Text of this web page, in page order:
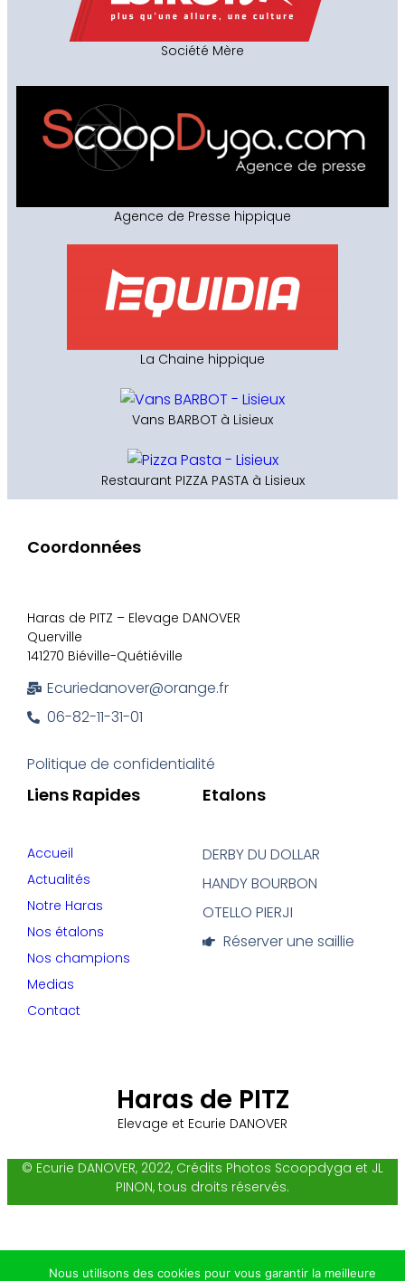
Société Mère
Agence de Presse hippique
La Chaine hippique
Vans BARBOT à Lisieux
Restaurant PIZZA PASTA à Lisieux
Haras de PITZ
Elevage et Ecurie DANOVER
Etalons
DERBY DU DOLLAR
HANDY BOURBON
OTELLO PIERJI
Réserver une saillie
Liens Rapides
Accueil
Actualités
Notre Haras
Nos étalons
Nos champions
Medias
Contact
Coordonnées
Haras de PITZ – Elevage DANOVER
Querville
141270 Biéville-Quétiéville
Ecuriedanover@orange.fr
06-82-11-31-01
Politique de confidentialité
© Ecurie DANOVER, 2022, Crédits Photos Scoopdyga et JL
PINON, tous droits réservés.
Nous utilisons des cookies pour vous garantir la meilleure